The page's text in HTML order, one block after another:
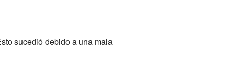
sucedió debido a una mala